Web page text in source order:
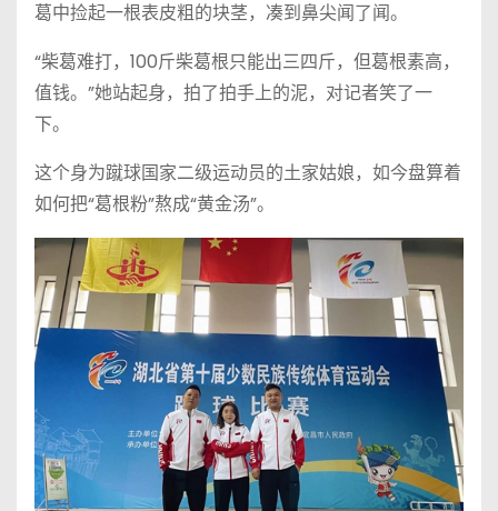
葛中捡起一根表皮粗的块茎，凑到鼻尖闻了闻。
“柴葛难打，100斤柴葛根只能出三四斤，但葛根素高，
值钱。”她站起身，拍了拍手上的泥，对记者笑了一
下。
这个身为蹴球国家二级运动员的土家姑娘，如今盘算着
如何把“葛根粉”熬成“黄金汤”。